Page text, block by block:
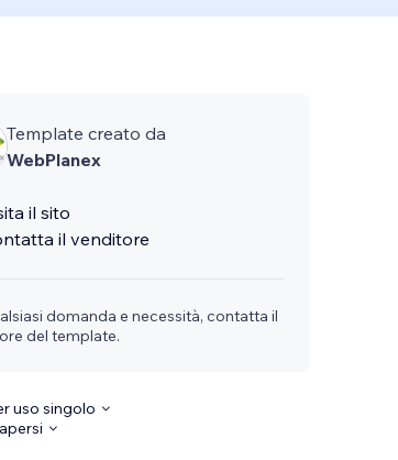
Template creato da
WebPlanex
il sito
il venditore
domanda e necessità, contatta il
del template.
uso singolo